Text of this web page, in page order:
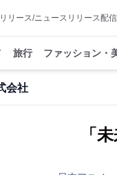
リース/ニュースリリース配
旅行 ファッション・
会社
「